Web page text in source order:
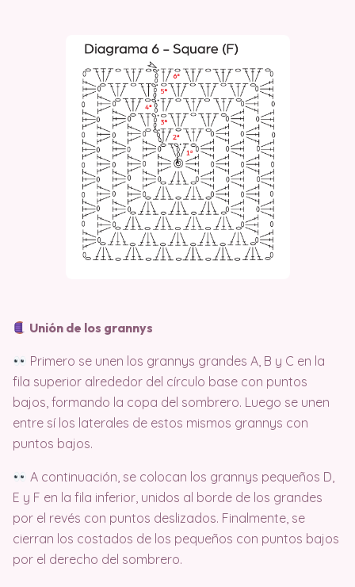
Unión de los grannys
Primero se unen los grannys grandes A, B y C en la
fila superior alrededor del círculo base con puntos
bajos, formando la copa del sombrero. Luego se unen
entre sí los laterales de estos mismos grannys con
puntos bajos.
A continuación, se colocan los grannys pequeños D,
E y F en la fila inferior, unidos al borde de los grandes
por el revés con puntos deslizados. Finalmente, se
cierran los costados de los pequeños con puntos bajos
por el derecho del sombrero.